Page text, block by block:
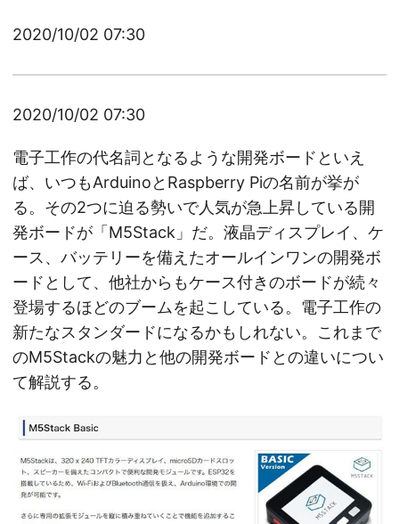
2020/10/02 07:30
2020/10/02 07:30
電子工作の代名詞となるような開発ボードといえ
ば、いつもArduinoとRaspberry Piの名前が挙が
る。その2つに迫る勢いで人気が急上昇している開
発ボードが「M5Stack」だ。液晶ディスプレイ、ケ
ース、バッテリーを備えたオールインワンの開発ボ
ードとして、他社からもケース付きのボードが続々
登場するほどのブームを起こしている。電子工作の
新たなスタンダードになるかもしれない。これまで
のM5Stackの魅力と他の開発ボードとの違いについ
て解説する。